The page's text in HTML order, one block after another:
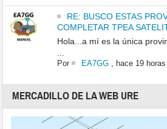
RE: BUSCO ESTAS
COMPLETAR TPEA
Hola...a mí es la única
Por EA7GG, hace 19 horas
MERCADILLO DE LA WEB URE